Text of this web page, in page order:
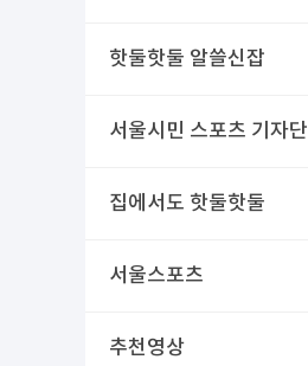
핫둘핫둘 알쓸신잡
서울시민 스포츠 기자단
집에서도 핫둘핫둘
서울스포츠
추천영상